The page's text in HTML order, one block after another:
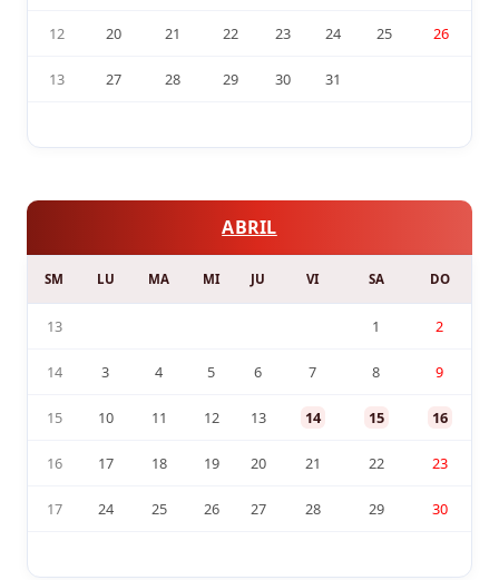
12 20 21 22 23 24 25 26
13 27 28 29 30 31
ABRIL
SM LU MA MI JU VI SA DO
13 1 2
14 3 4 5 6 7 8 9
15 10 11 12 13 14 15 16
16 17 18 19 20 21 22 23
17 24 25 26 27 28 29 30